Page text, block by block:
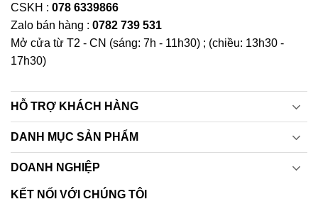
CSKH : 078 6339866
Zalo bán hàng : 0782 739 531
Mở cửa từ T2 - CN (sáng: 7h - 11h30) ; (chiều: 13h30 -
17h30)
HỖ TRỢ KHÁCH HÀNG
DANH MỤC SẢN PHẨM
DOANH NGHIỆP
KẾT NỐI VỚI CHÚNG TÔI